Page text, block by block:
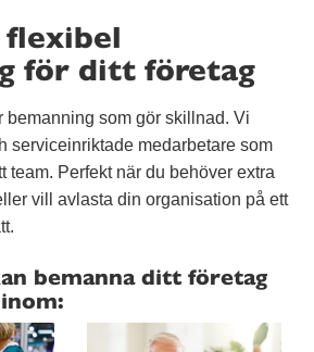
flexibel
för ditt företag
bemanning som gör skillnad. Vi
serviceinriktade medarbetare som
team. Perfekt när du behöver extra
vill avlasta din organisation på ett
bemanna ditt företag